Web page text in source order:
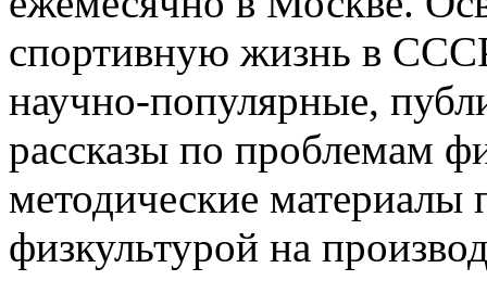
спортивную жизнь в
научно-популярные,
рассказы по проблемам
методические материалы
физкультурой на